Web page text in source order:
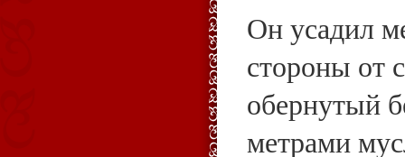
Он усадил
стороны от
обернутый
метрами